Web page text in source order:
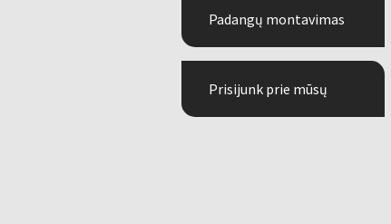
Padangų montavimas
Prisijunk prie mūsų